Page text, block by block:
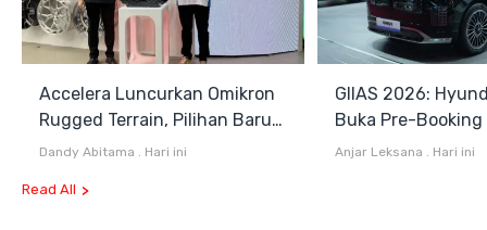
Accelera Luncurkan Omikron
Rugged Terrain, Pilihan Baru
Antara All Terrain dan Mud
Dandy Abitama . Hari ini
GIIAS 2026:
Buka Pre-Booking
Harga Mulai
Anjar Leksana . Hari ini
Read All